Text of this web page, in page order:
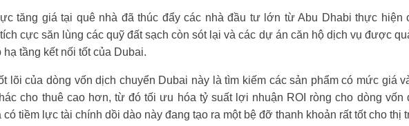
tăng giá tại quê nhà đã thúc đẩy các nhà đầu tư lớn từ Abu Dhabi thực hiện
cực săn lùng các quỹ đất sạch còn sót lại và các dự án căn hộ dịch vụ được
hạ tầng kết nối tốt của Dubai.
lõi của dòng vốn dịch chuyển Dubai này là tìm kiếm các sản phẩm có mức giá
cho thuê cao hơn, từ đó tối ưu hóa tỷ suất lợi nhuận ROI ròng cho dòng
có tiềm lực tài chính dồi dào này đang tạo ra một bệ đỡ thanh khoản rất tốt cho thị